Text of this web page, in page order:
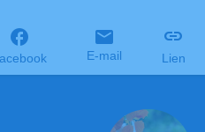
E-mail Lien